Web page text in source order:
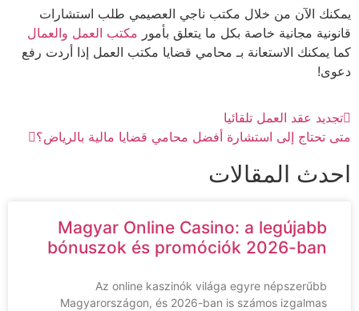
الآن من خلال مكتب ناجي العصيمي طلب استشارات
مجانية خاصة بكل ما يتعلق بأمورمكتب العمل والعمال
الاستعانة بـ محامي قضايا مكتب العمل إذا أردت رفع
عقد العمل تلقائيا
تحتاج إلى استشارة أفضل محامي قضايا مالية بالرياض؟
المقالات
Magyar Online Casino: a legújabb
bónuszok és promóciók 2026-ban
Az online kaszinók világa egyre népszerűbb
Magyarországon, és 2026-ban is számos izgalmas